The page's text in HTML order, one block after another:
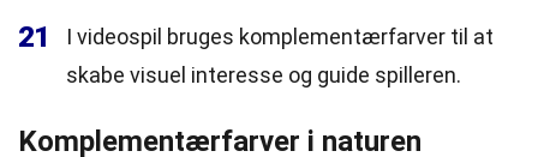
21
I videospil bruges komplementærfarver til at
skabe visuel interesse og guide spilleren.
Komplementærfarver i naturen